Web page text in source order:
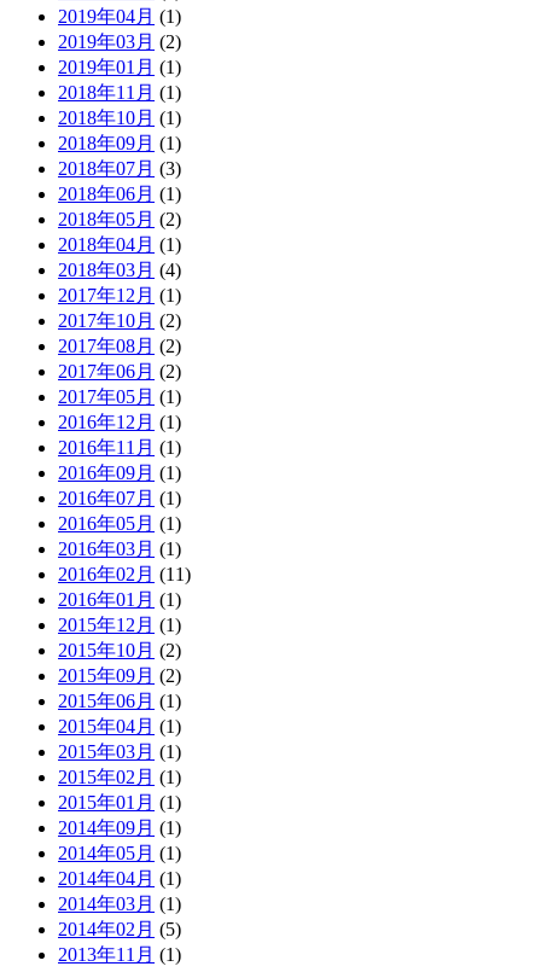
2019年04月 (1)
2019年03月 (2)
2019年01月 (1)
2018年11月 (1)
2018年10月 (1)
2018年09月 (1)
2018年07月 (3)
2018年06月 (1)
2018年05月 (2)
2018年04月 (1)
2018年03月 (4)
2017年12月 (1)
2017年10月 (2)
2017年08月 (2)
2017年06月 (2)
2017年05月 (1)
2016年12月 (1)
2016年11月 (1)
2016年09月 (1)
2016年07月 (1)
2016年05月 (1)
2016年03月 (1)
2016年02月 (11)
2016年01月 (1)
2015年12月 (1)
2015年10月 (2)
2015年09月 (2)
2015年06月 (1)
2015年04月 (1)
2015年03月 (1)
2015年02月 (1)
2015年01月 (1)
2014年09月 (1)
2014年05月 (1)
2014年04月 (1)
2014年03月 (1)
2014年02月 (5)
2013年11月 (1)